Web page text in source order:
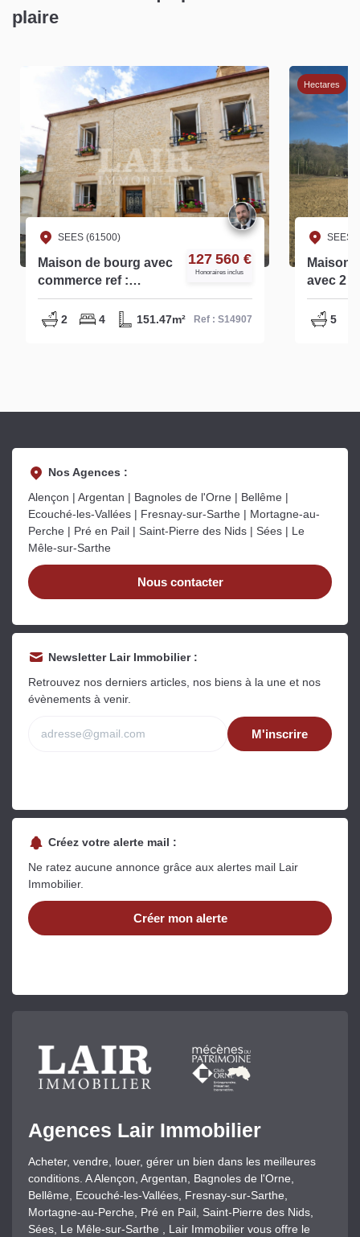
plaire
SEES (61500)
Maison de bourg avec
commerce ref :
S14907
127 560 €
Honoraires inclus
2 4 151.47m² Ref : S14907
Hectares
SEES
Maison
avec 2
S14991
5
Nos Agences :
Alençon | Argentan | Bagnoles de l'Orne | Bellême |
Ecouché-les-Vallées | Fresnay-sur-Sarthe | Mortagne-au-
Perche | Pré en Pail | Saint-Pierre des Nids | Sées | Le
Mêle-sur-Sarthe
Nous contacter
Newsletter Lair Immobilier :
Retrouvez nos derniers articles, nos biens à la une et nos
évènements à venir.
M'inscrire
Créez votre alerte mail :
Ne ratez aucune annonce grâce aux alertes mail Lair
Immobilier.
Créer mon alerte
Agences Lair Immobilier
Acheter, vendre, louer, gérer un bien dans les meilleures
conditions. A Alençon, Argentan, Bagnoles de l'Orne,
Bellême, Ecouché-les-Vallées, Fresnay-sur-Sarthe,
Mortagne-au-Perche, Pré en Pail, Saint-Pierre des Nids,
Sées, Le Mêle-sur-Sarthe , Lair Immobilier vous offre le